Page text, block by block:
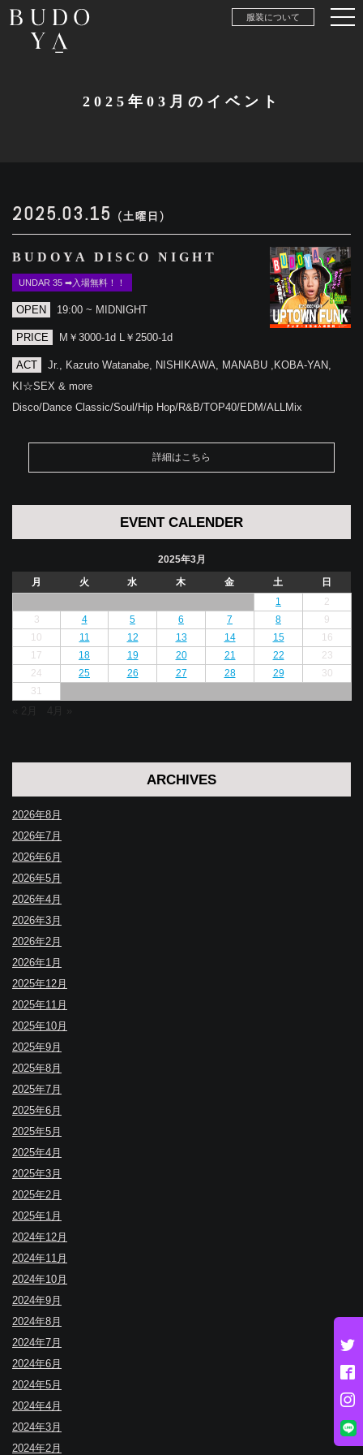
服装について
2025年03月のイベント
2025.03.15 (土曜日)
BUDOYA DISCO NIGHT
UNDAR 35 ➡入場無料！！
OPEN 19:00 ~ MIDNIGHT
PRICE M￥3000-1d L￥2500-1d
ACT
Jr., Kazuto Watanabe, NISHIKAWA, MANABU ,KOBA-YAN,
KI☆SEX & more
Disco/Dance Classic/Soul/Hip Hop/R&B/TOP40/EDM/ALLMix
詳細はこちら
EVENT CALENDER
2025年3月
月
火 水 木 金 土
日
1
2
3
4 5 6 7 8
9
10
11 12 13 14 15
16
17
18 19 20 21 22
23
24
25 26 27 28 29
30
31
« 2月
ARCHIVES
2026年8月
2026年7月
2026年6月
2026年5月
2026年4月
2026年3月
2026年2月
2026年1月
2025年12月
2025年11月
2025年10月
2025年9月
2025年8月
2025年7月
2025年6月
2025年5月
2025年4月
2025年3月
2025年2月
2025年1月
2024年12月
2024年11月
2024年10月
2024年9月
2024年8月
2024年7月
2024年6月
2024年5月
2024年4月
2024年3月
2024年2月